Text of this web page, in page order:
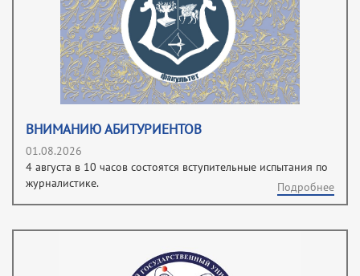
ВНИМАНИЮ АБИТУРИЕНТОВ
01.08.2026
4 августа в 10 часов состоятся вступительные испытания по
журналистике.
Подробнее